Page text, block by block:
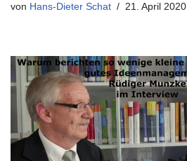
von Hans-Dieter Schat 21. April 2020